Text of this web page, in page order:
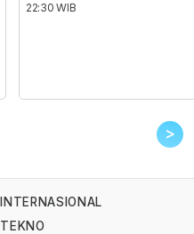
22:30 WIB
>
INTERNASIONAL
TEKNO